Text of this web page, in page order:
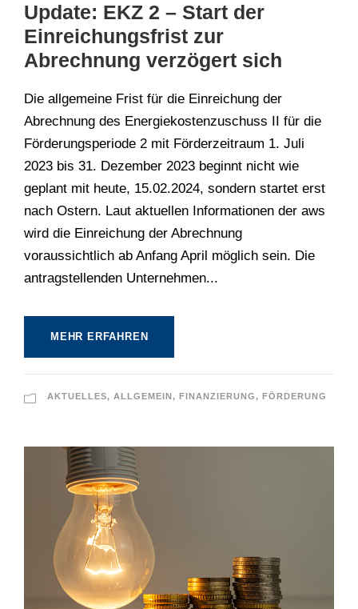
Update: EKZ 2 – Start der
Einreichungsfrist zur
Abrechnung verzögert sich
Die allgemeine Frist für die Einreichung der
Abrechnung des Energiekostenzuschuss II für die
Förderungsperiode 2 mit Förderzeitraum 1. Juli
2023 bis 31. Dezember 2023 beginnt nicht wie
geplant mit heute, 15.02.2024, sondern startet erst
nach Ostern. Laut aktuellen Informationen der aws
wird die Einreichung der Abrechnung
voraussichtlich ab Anfang April möglich sein. Die
antragstellenden Unternehmen...
MEHR ERFAHREN
AKTUELLES, ALLGEMEIN , FINANZIERUNG, FÖRDERUNG